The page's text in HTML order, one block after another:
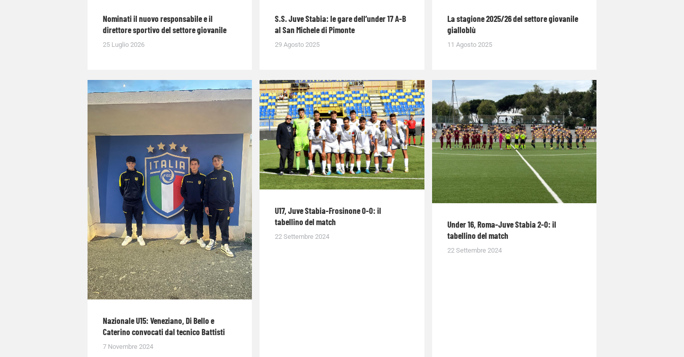
Nominati il nuovo responsabile e il
direttore sportivo del settore giovanile
25 Luglio 2026
S.S. Juve Stabia: le gare dell’under 17 A-B
al San Michele di Pimonte
29 Agosto 2025
La stagione 2025/26 del settore giovanile
gialloblù
11 Agosto 2025
Nazionale U15: Veneziano, Di Bello e
Caterino convocati dal tecnico Battisti
7 Novembre 2024
U17, Juve Stabia-Frosinone 0-0: il
tabellino del match
22 Settembre 2024
Under 16, Roma-Juve Stabia 2-0: il
tabellino del match
22 Settembre 2024